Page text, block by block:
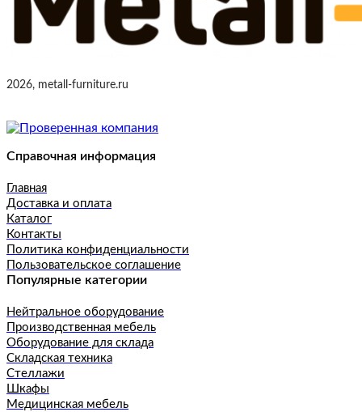
2026, metall-furniture.ru
Справочная информация
Главная
Доставка и оплата
Каталог
Контакты
Политика конфиденциальности
Пользовательское соглашение
Популярные категории
Нейтральное оборудование
Производственная мебель
Оборудование для склада
Складская техника
Стеллажи
Шкафы
Медицинская мебель